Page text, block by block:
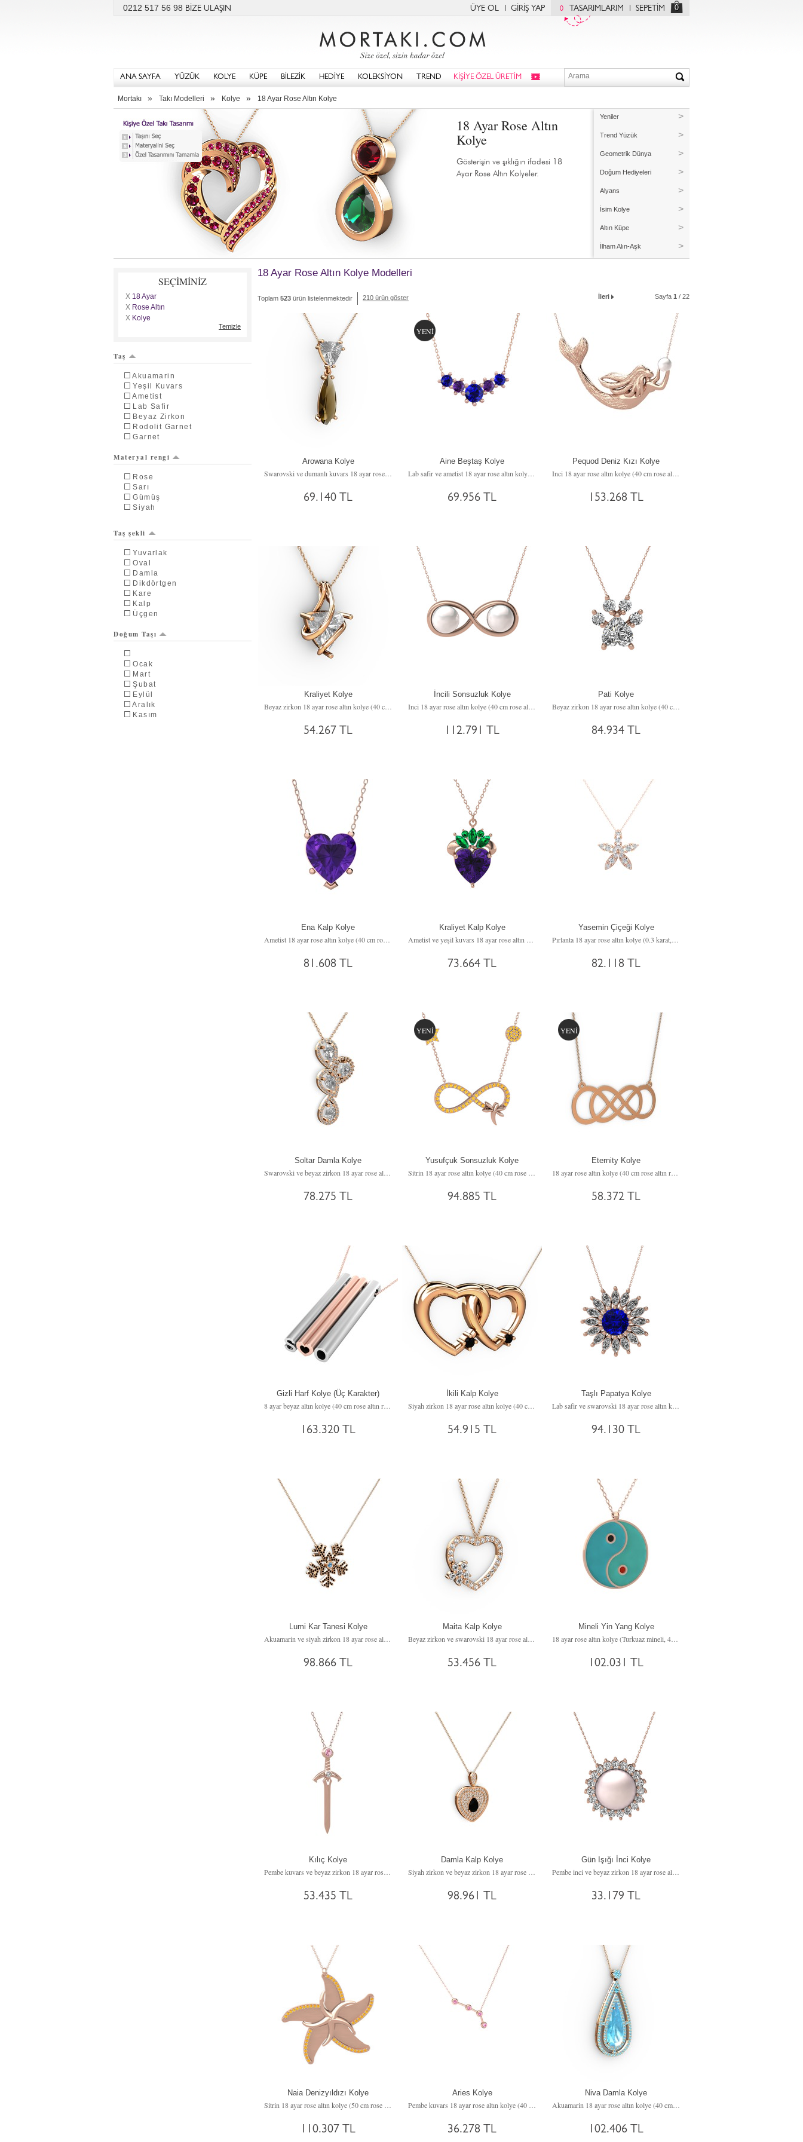
0212 517 56 98 BİZE ULAŞIN ÜYE OL GİRİŞ YAP 0 TASARIMLARIM SEPETİM 0
ANA SAYFA YÜZÜK KOLYE KÜPE BİLEZİK HEDİYE KOLEKSİYON TREND KİŞİYE ÖZEL ÜRETİM
Mortakı » Takı Modelleri » Kolye » 18 Ayar Rose Altın Kolye
18 Ayar Rose Altın
Kolye
Gösterişin ve şıklığın ifadesi 18
Ayar Rose Altın Kolyeler.
Yeniler
Trend Yüzük
Geometrik Dünya
Doğum Hediyeleri
Alyans
İsim Kolye
Altın Küpe
İlham Alın-Aşk
SEÇİMİNİZ
X 18 Ayar
X Rose Altın
X Kolye
Temizle
Taş
Akuamarin
Yeşil Kuvars
Ametist
Lab Safir
Beyaz Zirkon
Rodolit Garnet
Garnet
Siyah Zirkon
Swarovski
Sitrin
Peridot
Pırlanta
Siyah İnci
İnci
Pembe İnci
Elmas
Materyal rengi
Rose
Sarı
Gümüş
Siyah
Taş şekli
Yuvarlak
Oval
Damla
Dikdörtgen
Kare
Kalp
Üçgen
Doğum Taşı
Ocak
Mart
Şubat
Eylül
Aralık
Kasım
18 Ayar Rose Altın Kolye Modelleri
Toplam 523 ürün listelenmektedir 210 ürün göster İleri Sayfa 1 / 22
Arowana Kolye
69.140 TL
YENİ
Aine Beştaş Kolye
69.956 TL
Pequod Deniz Kızı Kolye
153.268 TL
Kraliyet Kolye
54.267 TL
İncili Sonsuzluk Kolye
112.791 TL
Pati Kolye
84.934 TL
Ena Kalp Kolye
81.608 TL
Kraliyet Kalp Kolye
73.664 TL
Yasemin Çiçeği Kolye
82.118 TL
Soltar Damla Kolye
78.275 TL
YENİ
Yusufçuk Sonsuzluk Kolye
94.885 TL
YENİ
Eternity Kolye
58.372 TL
Gizli Harf Kolye (Üç Karakter)
163.320 TL
İkili Kalp Kolye
54.915 TL
Taşlı Papatya Kolye
94.130 TL
Lumi Kar Tanesi Kolye
98.866 TL
Maita Kalp Kolye
53.456 TL
Mineli Yin Yang Kolye
102.031 TL
Kılıç Kolye
53.435 TL
Damla Kalp Kolye
98.961 TL
Gün Işığı İnci Kolye
33.179 TL
Naia Denizyıldızı Kolye
110.307 TL
Aries Kolye
36.278 TL
Niva Damla Kolye
102.406 TL